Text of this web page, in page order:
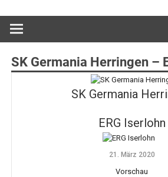
SK Germania Herringen –
SK Germania
ERG Iserlohn
21. März 2020
Vorschau